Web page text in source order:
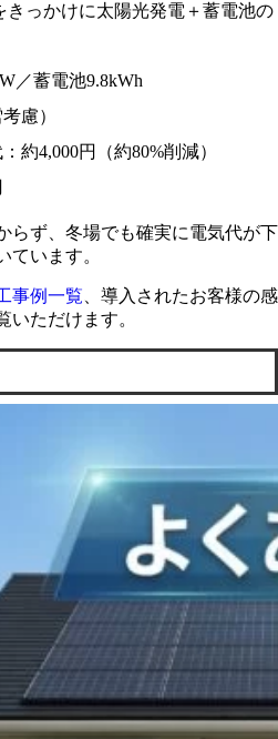
きっかけに太陽光発電＋蓄電池の
／蓄電池9.8kWh
慮）
約4,000円（約80%削減）
らず、冬場でも確実に電気代が下
ています。
事例一覧 、導入されたお客様の感
いただけます。